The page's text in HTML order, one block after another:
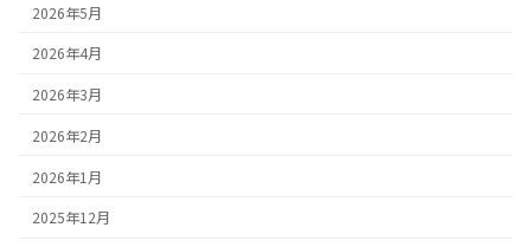
2026年5月
2026年4月
2026年3月
2026年2月
2026年1月
2025年12月